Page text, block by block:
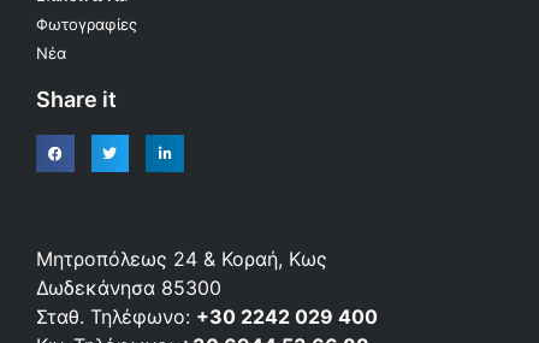
Φωτογραφίες
Νέα
Share it
Μητροπόλεως 24 & Κοραή, Κως
Δωδεκάνησα 85300
Σταθ. Τηλέφωνο: +30 2242 029 400